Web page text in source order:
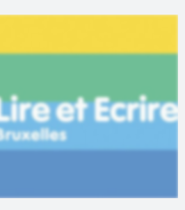
·
Comprendre et parler
Trouver un lieu d’alphabétisation